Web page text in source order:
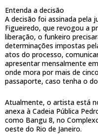
Entenda a decisão
A decisão foi assinada pela
Figueiredo, que revogou a
liberação, o funkeiro
determinações impostas
atos do processo,
apresentar mensalmente
onde mora por mais de
passaporte, caso tenha o
Atualmente, o artista está
anexa à Cadeia Pública
como Bangu 8, no
oeste do Rio de Janeiro.